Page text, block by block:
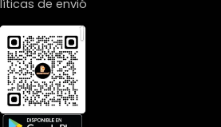
de envió